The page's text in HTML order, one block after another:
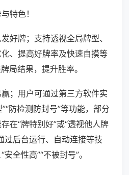
特色！
好牌；支持透视全局牌型、
、提高好牌率及快速自摸等
局结果，提升胜率。
；用户可通过第三方软件实
防检测防封号”等功能，部分
在“牌特别好”或“透视他人牌
过后台运行、自动连接等技
全性高”“不被封号”。